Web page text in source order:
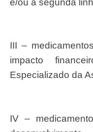
III – medicamentos que representam elevado
impacto
Especializado da
IV – medicamentos incluídos em ações de